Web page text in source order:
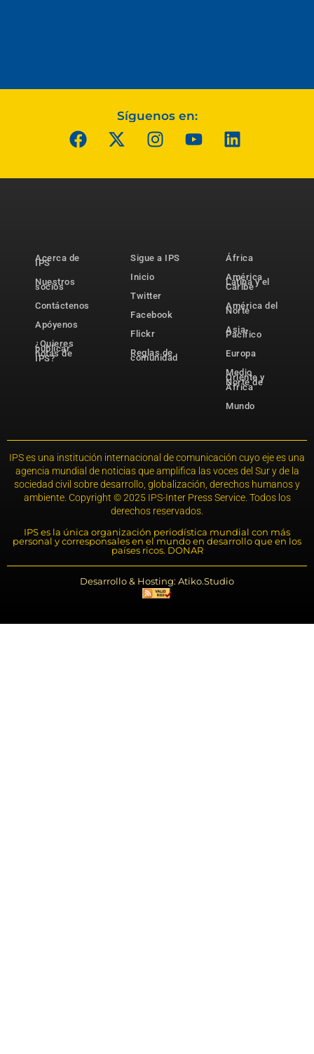
Síguenos en:
Acerca de
IPS
Nuestros
socios
Contáctenos
Apóyenos
¿Quieres
publicar
notas de
IPS?
Sigue a IPS
Inicio
Twitter
Facebook
Flickr
Reglas de
comunidad
África
América
Latina y el
Caribe
América del
Norte
Asia-
Pacífico
Europa
Medio
Oriente y
Norte de
África
Mundo
IPS es una institución internacional de comunicación cuyo eje es una
agencia mundial de noticias que amplifica las voces del Sur y de la
sociedad civil sobre desarrollo, globalización, derechos humanos y
ambiente. Copyright © 2025 IPS-Inter Press Service. Todos los
derechos reservados.
IPS es la única organización periodística mundial con más
personal y corresponsales en el mundo en desarrollo que en los
países ricos. DONAR
Desarrollo & Hosting: Atiko.Studio